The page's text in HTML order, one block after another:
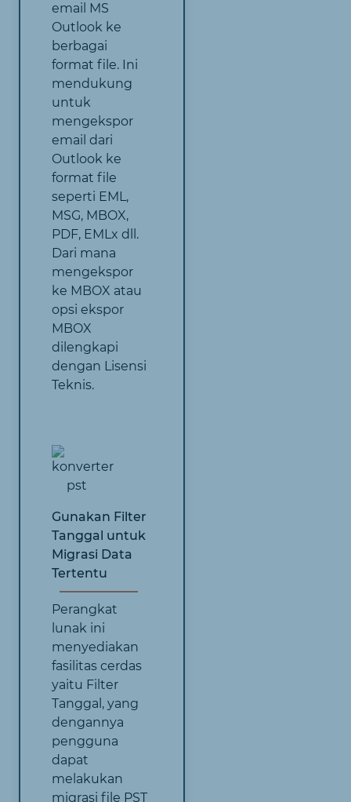
email MS
Outlook ke
berbagai
format file. Ini
mendukung
untuk
mengekspor
email dari
Outlook ke
format file
seperti EML,
MSG, MBOX,
PDF, EMLx dll.
Dari mana
mengekspor
ke MBOX atau
opsi ekspor
MBOX
dilengkapi
dengan Lisensi
Teknis.
Gunakan Filter
Tanggal untuk
Migrasi Data
Tertentu
Perangkat
lunak ini
menyediakan
fasilitas cerdas
yaitu Filter
Tanggal, yang
dengannya
pengguna
dapat
melakukan
migrasi file PST